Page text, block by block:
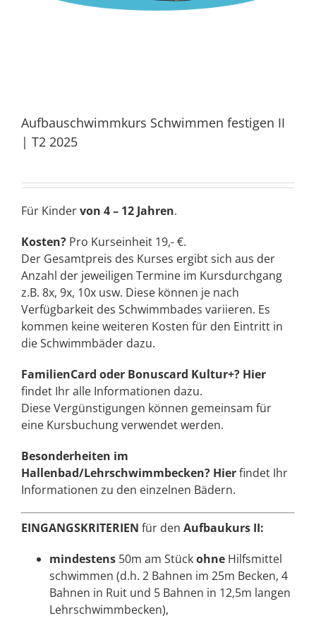
Aufbauschwimmkurs Schwimmen festigen II
| T2 2025
Für Kindervon 4 – 12 Jahren.
Kosten? Pro Kurseinheit 19,- €.
Der Gesamtpreis des Kurses ergibt sich aus der
Anzahl der jeweiligen Termine im Kursdurchgang
z.B. 8x, 9x, 10x usw. Diese können je nach
Verfügbarkeit des Schwimmbades variieren. Es
kommen keine weiteren Kosten für den Eintritt in
die Schwimmbäder dazu.
FamilienCard oder Bonuscard Kultur+? Hier
findet Ihr alle Informationen dazu.
Diese Vergünstigungen können gemeinsam für
eine Kursbuchung verwendet werden.
Besonderheiten im
Hallenbad/Lehrschwimmbecken? Hierfindet Ihr
Informationen zu den einzelnen Bädern.
EINGANGSKRITERIEN für den Aufbaukurs II:
mindestens 50m am Stückohne Hilfsmittel
schwimmen (d.h. 2 Bahnen im 25m Becken, 4
Bahnen in Ruit und 5 Bahnen in 12,5m langen
Lehrschwimmbecken),